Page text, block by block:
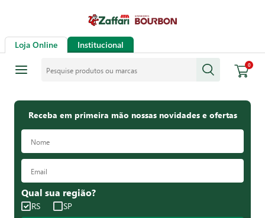
Loja Online Institucional
0
Receba em primeira mão nossas novidades e ofertas
Qual sua região?
RS SP